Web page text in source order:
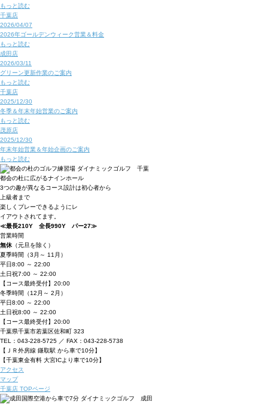
もっと読む
千葉店
2026/04/07
2026年ゴールデンウィーク営業＆料金
もっと読む
成田店
2026/03/11
グリーン更新作業のご案内
もっと読む
千葉店
2025/12/30
冬季＆年末年始営業のご案内
もっと読む
茂原店
2025/12/30
年末年始営業＆年始企画のご案内
もっと読む
都会の杜に広がるナインホール
3つの趣が異なるコース設計は初心者から
上級者まで
楽しくプレーできるようにレ
イアウトされてます。
≪最長210Y 全長990Y パー27≫
営業時間
無休 （元旦を除く）
夏季時間 （3月～ 11月）
平日8:00 ～ 22:00
土日祝7:00 ～ 22:00
【コース最終受付】20:00
冬季時間 （12月～ 2月）
平日8:00 ～ 22:00
土日祝8:00 ～ 22:00
【コース最終受付】20:00
千葉県千葉市若葉区佐和町 323
TEL：043-228-5725 ／ FAX：043-228-5738
【ＪＲ外房線 鎌取駅 から車で10分】
【千葉東金有料 大宮ICより車で10分】
アクセス
マップ
千葉店 TOPページ